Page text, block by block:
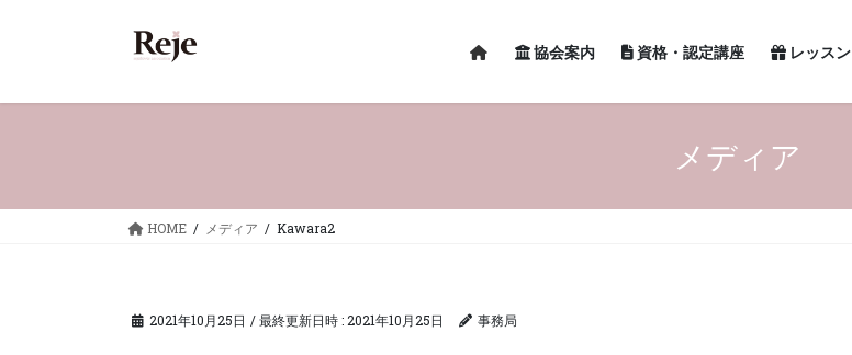
協会案内 資格・認定講座 レッスン
メディア
HOME メディア Kawara2
2021年10月25日 / 最終更新日時 : 2021年10月25日 事務局